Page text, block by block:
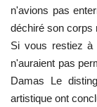
n'avions pas
déchiré son corps
Si vous restiez à
n'auraient pas
Damas Le
artistique ont